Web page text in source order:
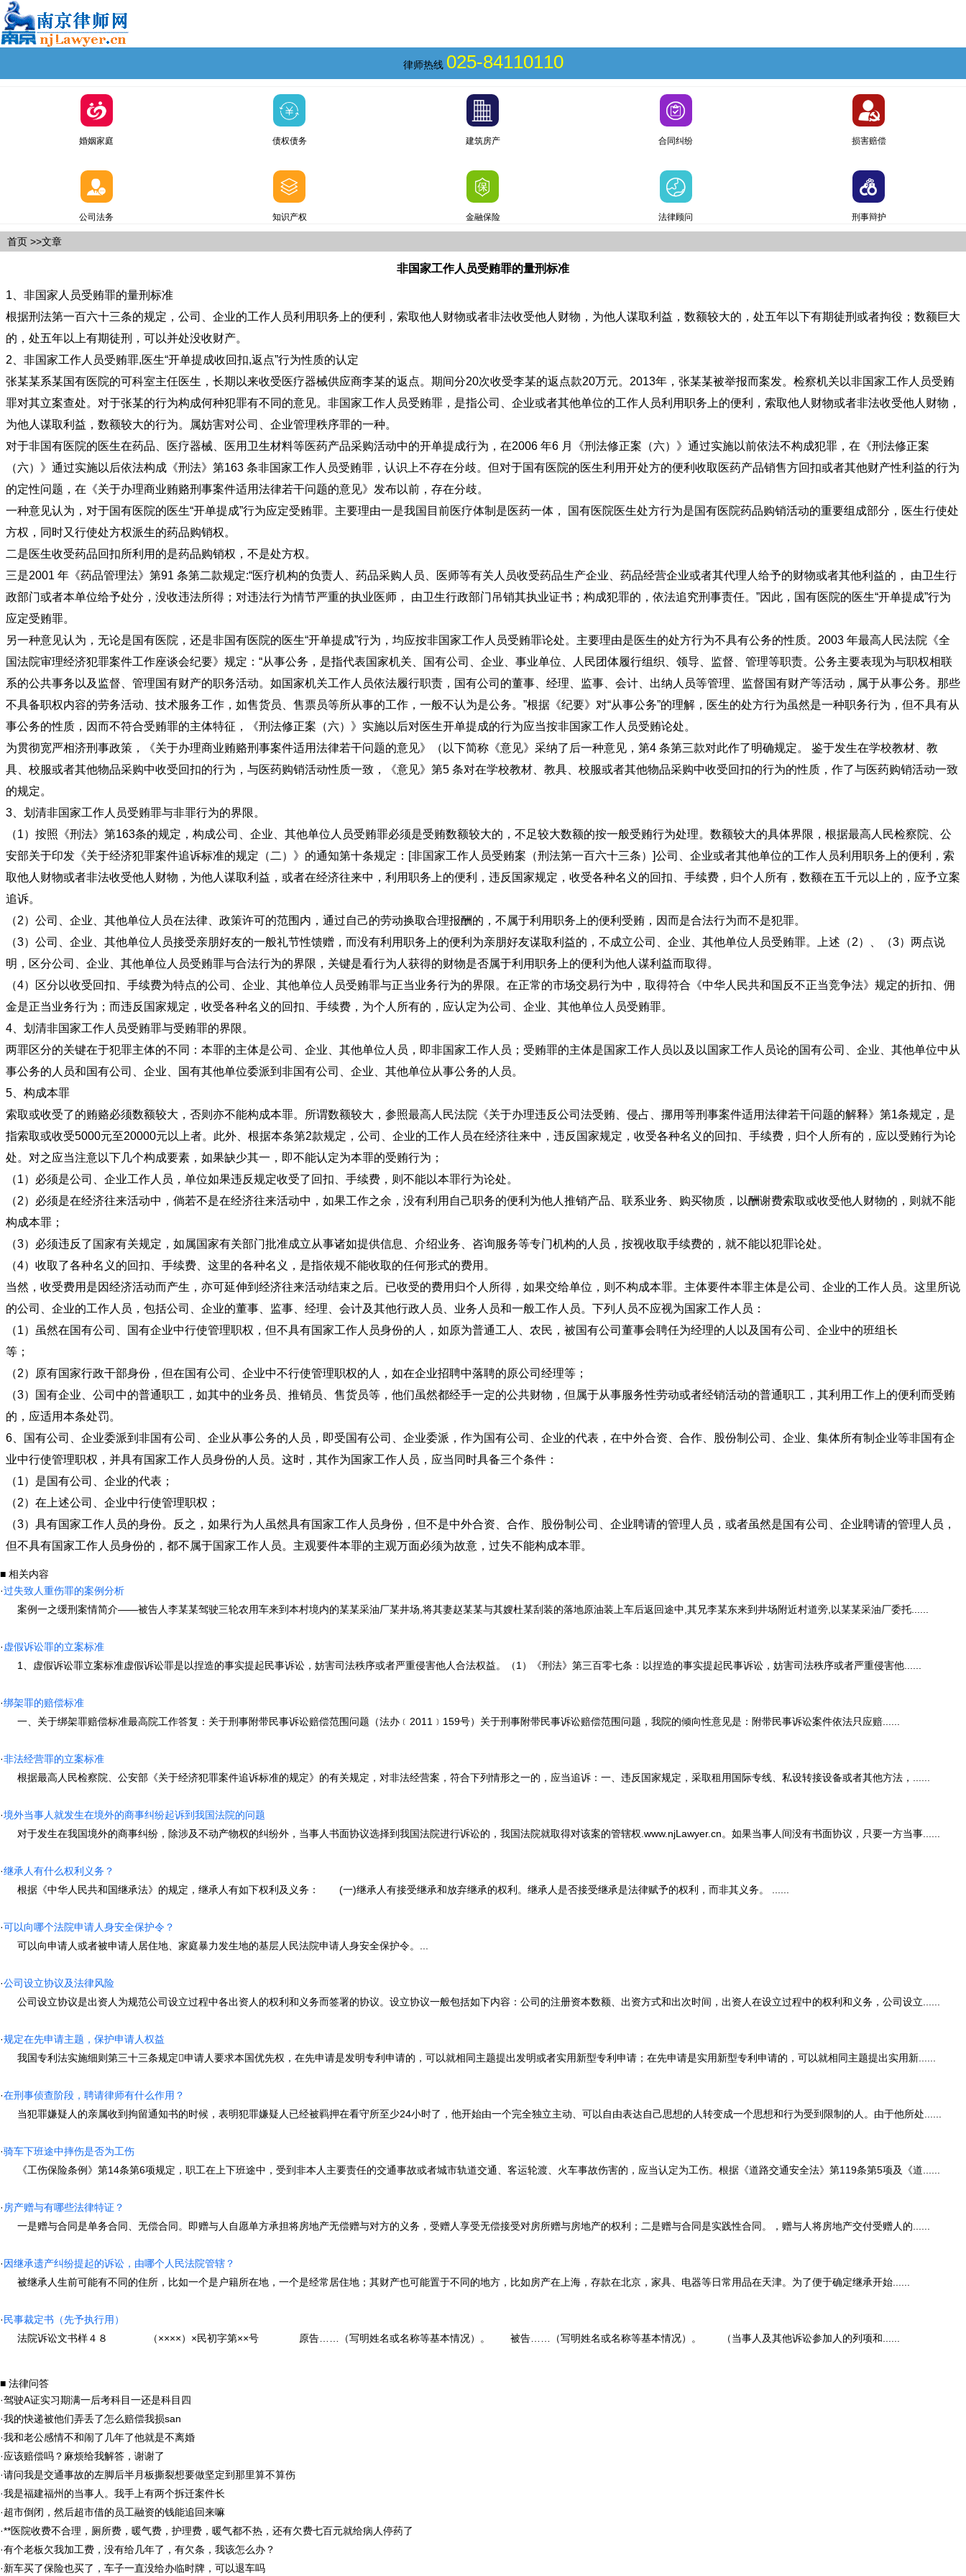
律师热线 025-84110110
婚姻家庭 债权债务 建筑房产 合同纠纷 损害赔偿
公司法务 知识产权 金融保险 法律顾问 刑事辩护
首页 >>文章
非国家工作人员受贿罪的量刑标准
1、非国家人员受贿罪的量刑标准
根据刑法第一百六十三条的规定，公司、企业的工作人员利用职务上的便利，索取他人财物或者非法收受他人财物，为他人谋取利益，数额较大的，处五年以下有期徒刑或者拘役；数额巨大
的，处五年以上有期徒刑，可以并处没收财产。
2、非国家工作人员受贿罪,医生“开单提成收回扣,返点”行为性质的认定
张某某系某国有医院的可科室主任医生，长期以来收受医疗器械供应商李某的返点。期间分20次收受李某的返点款20万元。2013年，张某某被举报而案发。检察机关以非国家工作人员受贿
罪对其立案查处。对于张某的行为构成何种犯罪有不同的意见。非国家工作人员受贿罪，是指公司、企业或者其他单位的工作人员利用职务上的便利，索取他人财物或者非法收受他人财物，
为他人谋取利益，数额较大的行为。属妨害对公司、企业管理秩序罪的一种。
对于非国有医院的医生在药品、医疗器械、医用卫生材料等医药产品采购活动中的开单提成行为，在2006 年6 月《刑法修正案（六）》通过实施以前依法不构成犯罪，在《刑法修正案
（六）》通过实施以后依法构成《刑法》第163 条非国家工作人员受贿罪，认识上不存在分歧。但对于国有医院的医生利用开处方的便利收取医药产品销售方回扣或者其他财产性利益的行为
的定性问题，在《关于办理商业贿赂刑事案件适用法律若干问题的意见》发布以前，存在分歧。
一种意见认为，对于国有医院的医生“开单提成”行为应定受贿罪。主要理由一是我国目前医疗体制是医药一体， 国有医院医生处方行为是国有医院药品购销活动的重要组成部分，医生行使处
方权，同时又行使处方权派生的药品购销权。
二是医生收受药品回扣所利用的是药品购销权，不是处方权。
三是2001 年《药品管理法》第91 条第二款规定:“医疗机构的负责人、药品采购人员、医师等有关人员收受药品生产企业、药品经营企业或者其代理人给予的财物或者其他利益的， 由卫生行
政部门或者本单位给予处分，没收违法所得；对违法行为情节严重的执业医师， 由卫生行政部门吊销其执业证书；构成犯罪的，依法追究刑事责任。”因此，国有医院的医生“开单提成”行为
应定受贿罪。
另一种意见认为，无论是国有医院，还是非国有医院的医生“开单提成”行为，均应按非国家工作人员受贿罪论处。主要理由是医生的处方行为不具有公务的性质。2003 年最高人民法院《全
国法院审理经济犯罪案件工作座谈会纪要》规定：“从事公务，是指代表国家机关、国有公司、企业、事业单位、人民团体履行组织、领导、监督、管理等职责。公务主要表现为与职权相联
系的公共事务以及监督、管理国有财产的职务活动。如国家机关工作人员依法履行职责，国有公司的董事、经理、监事、会计、出纳人员等管理、监督国有财产等活动，属于从事公务。那些
不具备职权内容的劳务活动、技术服务工作，如售货员、售票员等所从事的工作，一般不认为是公务。”根据《纪要》对“从事公务”的理解，医生的处方行为虽然是一种职务行为，但不具有从
事公务的性质，因而不符合受贿罪的主体特征，《刑法修正案（六）》实施以后对医生开单提成的行为应当按非国家工作人员受贿论处。
为贯彻宽严相济刑事政策，《关于办理商业贿赂刑事案件适用法律若干问题的意见》（以下简称《意见》采纳了后一种意见，第4 条第三款对此作了明确规定。 鉴于发生在学校教材、教
具、校服或者其他物品采购中收受回扣的行为，与医药购销活动性质一致，《意见》第5 条对在学校教材、教具、校服或者其他物品采购中收受回扣的行为的性质，作了与医药购销活动一致
的规定。
3、划清非国家工作人员受贿罪与非罪行为的界限。
（1）按照《刑法》第163条的规定，构成公司、企业、其他单位人员受贿罪必须是受贿数额较大的，不足较大数额的按一般受贿行为处理。数额较大的具体界限，根据最高人民检察院、公
安部关于印发《关于经济犯罪案件追诉标准的规定（二）》的通知第十条规定：[非国家工作人员受贿案（刑法第一百六十三条）]公司、企业或者其他单位的工作人员利用职务上的便利，索
取他人财物或者非法收受他人财物，为他人谋取利益，或者在经济往来中，利用职务上的便利，违反国家规定，收受各种名义的回扣、手续费，归个人所有，数额在五千元以上的，应予立案
追诉。
（2）公司、企业、其他单位人员在法律、政策许可的范围内，通过自己的劳动换取合理报酬的，不属于利用职务上的便利受贿，因而是合法行为而不是犯罪。
（3）公司、企业、其他单位人员接受亲朋好友的一般礼节性馈赠，而没有利用职务上的便利为亲朋好友谋取利益的，不成立公司、企业、其他单位人员受贿罪。上述（2）、（3）两点说
明，区分公司、企业、其他单位人员受贿罪与合法行为的界限，关键是看行为人获得的财物是否属于利用职务上的便利为他人谋利益而取得。
（4）区分以收受回扣、手续费为特点的公司、企业、其他单位人员受贿罪与正当业务行为的界限。在正常的市场交易行为中，取得符合《中华人民共和国反不正当竞争法》规定的折扣、佣
金是正当业务行为；而违反国家规定，收受各种名义的回扣、手续费，为个人所有的，应认定为公司、企业、其他单位人员受贿罪。
4、划清非国家工作人员受贿罪与受贿罪的界限。
两罪区分的关键在于犯罪主体的不同：本罪的主体是公司、企业、其他单位人员，即非国家工作人员；受贿罪的主体是国家工作人员以及以国家工作人员论的国有公司、企业、其他单位中从
事公务的人员和国有公司、企业、国有其他单位委派到非国有公司、企业、其他单位从事公务的人员。
5、构成本罪
索取或收受了的贿赂必须数额较大，否则亦不能构成本罪。所谓数额较大，参照最高人民法院《关于办理违反公司法受贿、侵占、挪用等刑事案件适用法律若干问题的解释》第1条规定，是
指索取或收受5000元至20000元以上者。此外、根据本条第2款规定，公司、企业的工作人员在经济往来中，违反国家规定，收受各种名义的回扣、手续费，归个人所有的，应以受贿行为论
处。对之应当注意以下几个构成要素，如果缺少其一，即不能认定为本罪的受贿行为；
（1）必须是公司、企业工作人员，单位如果违反规定收受了回扣、手续费，则不能以本罪行为论处。
（2）必须是在经济往来活动中，倘若不是在经济往来活动中，如果工作之余，没有利用自己职务的便利为他人推销产品、联系业务、购买物质，以酬谢费索取或收受他人财物的，则就不能
构成本罪；
（3）必须违反了国家有关规定，如属国家有关部门批准成立从事诸如提供信息、介绍业务、咨询服务等专门机构的人员，按视收取手续费的，就不能以犯罪论处。
（4）收取了各种名义的回扣、手续费、这里的各种名义，是指依规不能收取的任何形式的费用。
当然，收受费用是因经济活动而产生，亦可延伸到经济往来活动结束之后。已收受的费用归个人所得，如果交给单位，则不构成本罪。主体要件本罪主体是公司、企业的工作人员。这里所说
的公司、企业的工作人员，包括公司、企业的董事、监事、经理、会计及其他行政人员、业务人员和一般工作人员。下列人员不应视为国家工作人员：
（1）虽然在国有公司、国有企业中行使管理职权，但不具有国家工作人员身份的人，如原为普通工人、农民，被国有公司董事会聘任为经理的人以及国有公司、企业中的班组长
等；
（2）原有国家行政干部身份，但在国有公司、企业中不行使管理职权的人，如在企业招聘中落聘的原公司经理等；
（3）国有企业、公司中的普通职工，如其中的业务员、推销员、售货员等，他们虽然都经手一定的公共财物，但属于从事服务性劳动或者经销活动的普通职工，其利用工作上的便利而受贿
的，应适用本条处罚。
6、国有公司、企业委派到非国有公司、企业从事公务的人员，即受国有公司、企业委派，作为国有公司、企业的代表，在中外合资、合作、股份制公司、企业、集体所有制企业等非国有企
业中行使管理职权，并具有国家工作人员身份的人员。这时，其作为国家工作人员，应当同时具备三个条件：
（1）是国有公司、企业的代表；
（2）在上述公司、企业中行使管理职权；
（3）具有国家工作人员的身份。反之，如果行为人虽然具有国家工作人员身份，但不是中外合资、合作、股份制公司、企业聘请的管理人员，或者虽然是国有公司、企业聘请的管理人员，
但不具有国家工作人员身份的，都不属于国家工作人员。主观要件本罪的主观万面必须为故意，过失不能构成本罪。
■ 相关内容
·过失致人重伤罪的案例分析
案例一之缓刑案情简介——被告人李某某驾驶三轮农用车来到本村境内的某某采油厂某井场,将其妻赵某某与其嫂杜某刮装的落地原油装上车后返回途中,其兄李某东来到井场附近村道旁,以某某采油厂委托......
·虚假诉讼罪的立案标准
1、虚假诉讼罪立案标准虚假诉讼罪是以捏造的事实提起民事诉讼，妨害司法秩序或者严重侵害他人合法权益。（1）《刑法》第三百零七条：以捏造的事实提起民事诉讼，妨害司法秩序或者严重侵害他......
·绑架罪的赔偿标准
一、关于绑架罪赔偿标准最高院工作答复：关于刑事附带民事诉讼赔偿范围问题（法办﹝2011﹞159号）关于刑事附带民事诉讼赔偿范围问题，我院的倾向性意见是：附带民事诉讼案件依法只应赔......
·非法经营罪的立案标准
根据最高人民检察院、公安部《关于经济犯罪案件追诉标准的规定》的有关规定，对非法经营案，符合下列情形之一的，应当追诉：一、违反国家规定，采取租用国际专线、私设转接设备或者其他方法，......
·境外当事人就发生在境外的商事纠纷起诉到我国法院的问题
对于发生在我国境外的商事纠纷，除涉及不动产物权的纠纷外，当事人书面协议选择到我国法院进行诉讼的，我国法院就取得对该案的管辖权.www.njLawyer.cn。如果当事人间没有书面协议，只要一方当事......
·继承人有什么权利义务？
根据《中华人民共和国继承法》的规定，继承人有如下权利及义务： (一)继承人有接受继承和放弃继承的权利。继承人是否接受继承是法律赋予的权利，而非其义务。 ......
·可以向哪个法院申请人身安全保护令？
可以向申请人或者被申请人居住地、家庭暴力发生地的基层人民法院申请人身安全保护令。...
·公司设立协议及法律风险
公司设立协议是出资人为规范公司设立过程中各出资人的权利和义务而签署的协议。设立协议一般包括如下内容：公司的注册资本数额、出资方式和出次时间，出资人在设立过程中的权利和义务，公司设立......
·规定在先申请主题，保护申请人权益
我国专利法实施细则第三十三条规定申请人要求本国优先权，在先申请是发明专利申请的，可以就相同主题提出发明或者实用新型专利申请；在先申请是实用新型专利申请的，可以就相同主题提出实用新......
·在刑事侦查阶段，聘请律师有什么作用？
当犯罪嫌疑人的亲属收到拘留通知书的时候，表明犯罪嫌疑人已经被羁押在看守所至少24小时了，他开始由一个完全独立主动、可以自由表达自己思想的人转变成一个思想和行为受到限制的人。由于他所处......
·骑车下班途中摔伤是否为工伤
《工伤保险条例》第14条第6项规定，职工在上下班途中，受到非本人主要责任的交通事故或者城市轨道交通、客运轮渡、火车事故伤害的，应当认定为工伤。根据《道路交通安全法》第119条第5项及《道......
·房产赠与有哪些法律特证？
一是赠与合同是单务合同、无偿合同。即赠与人自愿单方承担将房地产无偿赠与对方的义务，受赠人享受无偿接受对房所赠与房地产的权利；二是赠与合同是实践性合同。，赠与人将房地产交付受赠人的......
·因继承遗产纠纷提起的诉讼，由哪个人民法院管辖？
被继承人生前可能有不同的住所，比如一个是户籍所在地，一个是经常居住地；其财产也可能置于不同的地方，比如房产在上海，存款在北京，家具、电器等日常用品在天津。为了便于确定继承开始......
·民事裁定书（先予执行用）
法院诉讼文书样４８ （××××）×民初字第××号 原告……（写明姓名或名称等基本情况）。 被告……（写明姓名或名称等基本情况）。 （当事人及其他诉讼参加人的列项和......
■ 法律问答
·驾驶A证实习期满一后考科目一还是科目四
·我的快递被他们弄丢了怎么赔偿我损san
·我和老公感情不和闹了几年了他就是不离婚
·应该赔偿吗？麻烦给我解答，谢谢了
·请问我是交通事故的左脚后半月板撕裂想要做坚定到那里算不算伤
·我是福建福州的当事人。我手上有两个拆迁案件长
·超市倒闭，然后超市借的员工融资的钱能追回来嘛
·**医院收费不合理，厕所费，暖气费，护理费，暖气都不热，还有欠费七百元就给病人停药了
·有个老板欠我加工费，没有给几年了，有欠条，我该怎么办？
·新车买了保险也买了，车子一直没给办临时牌，可以退车吗